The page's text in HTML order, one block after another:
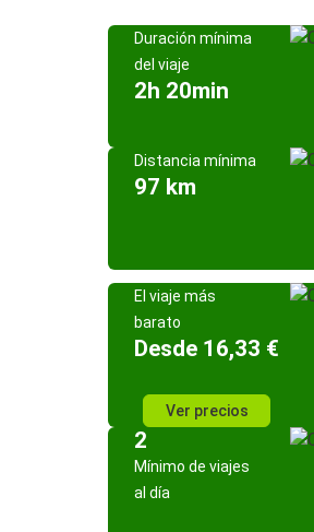
Duración mínima
del viaje
2h 20min
Distancia mínima
97 km
El viaje más
barato
Desde 16,33 €
Ver precios
2
Mínimo de viajes
al día